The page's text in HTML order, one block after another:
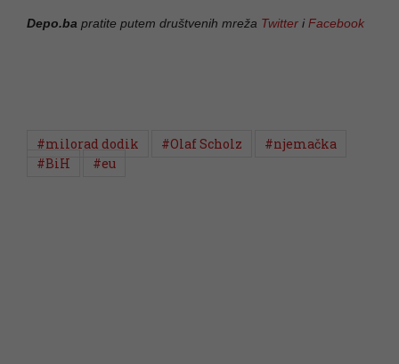
Depo.ba pratite putem društvenih mreža Twitter iFacebook
#milorad dodik #Olaf Scholz
#njemačka
#BiH
#eu